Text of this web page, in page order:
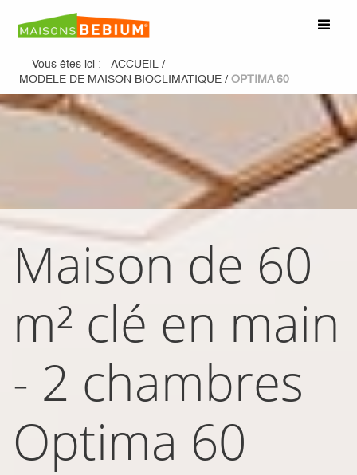
Vous êtes ici : ACCUEIL /
MODELE DE MAISON BIOCLIMATIQUE / OPTIMA 60
Maison de 60
m² clé en main
- 2 chambres
Optima 60